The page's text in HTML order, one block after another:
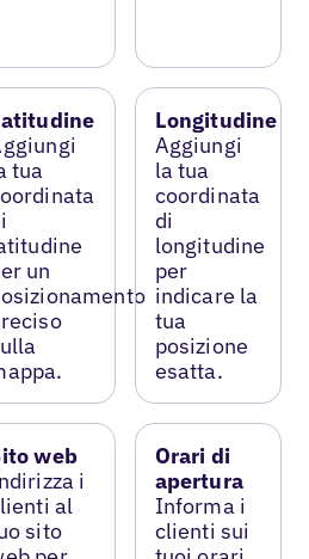
tua
un
Longitudine
Aggiungi
la tua
coordinata
di
longitudine
per
indicare la
tua
posizione
esatta.
web
i
al
sito
Orari di
apertura
Informa i
clienti sui